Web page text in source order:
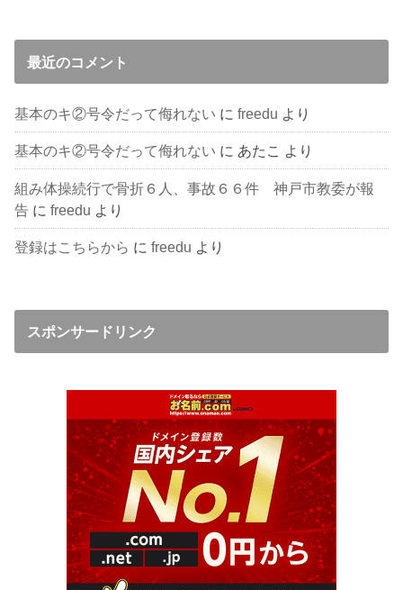
最近のコメント
基本のキ②号令だって侮れない にfreedu より
基本のキ②号令だって侮れない に あたこ より
組み体操続行で骨折６人、事故６６件 神戸市教委が報
告 にfreedu より
登録はこちらから にfreedu より
スポンサードリンク